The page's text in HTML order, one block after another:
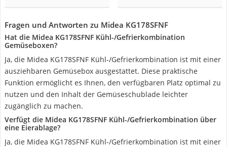
Fragen und Antworten zu Midea KG178SFNF
Hat die Midea KG178SFNF Kühl-/Gefrierkombination
Gemüseboxen?
Ja, die Midea KG178SFNF Kühl-/Gefrierkombination ist mit einer
ausziehbaren Gemüsebox ausgestattet. Diese praktische
Funktion ermöglicht es Ihnen, den verfügbaren Platz optimal zu
nutzen und den Inhalt der Gemüseschublade leichter
zugänglich zu machen.
Verfügt die Midea KG178SFNF Kühl-/Gefrierkombination über
eine Eierablage?
Ja, die Midea KG178SFNF Kühl-/Gefrierkombination ist mit einer